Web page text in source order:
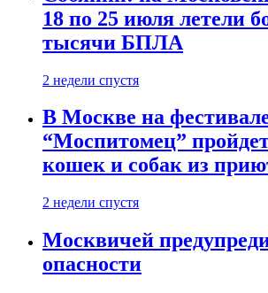
18 по 25 июля летели
тысячи БПЛА
2 недели спустя
В Москве на
“Моспитомец”
кошек и собак из
2 недели спустя
Москвичей
опасности